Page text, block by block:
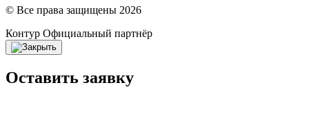
© Все права защищены 2026
Контур Официальный партнёр
Оставить заявку